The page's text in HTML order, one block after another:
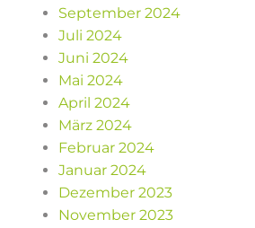
September 2024
Juli 2024
Juni 2024
Mai 2024
April 2024
März 2024
Februar 2024
Januar 2024
Dezember 2023
November 2023